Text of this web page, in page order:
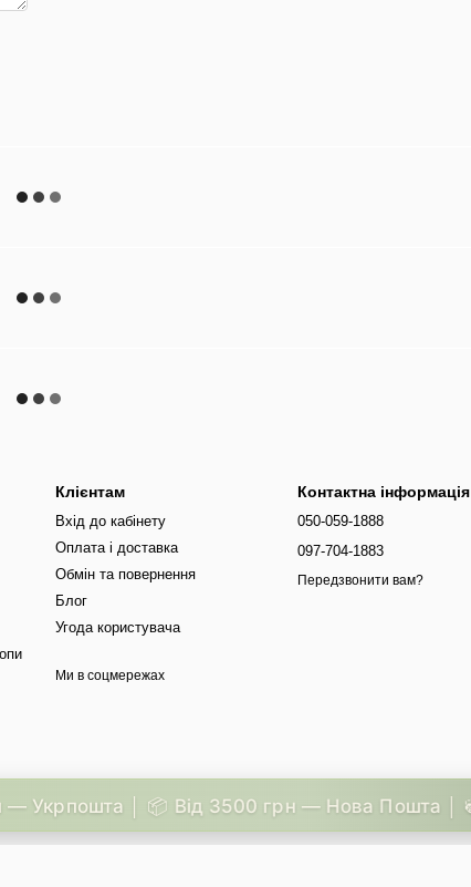
Клієнтам
Вхід до кабінету
Оплата і доставка
Обмін та повернення
Блог
Угода користувача
Ми в соцмережах
Контактна інформація
050-059-1888
097-704-1883
Передзвонити вам?